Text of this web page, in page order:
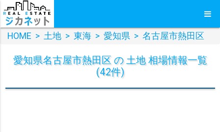
HOME > 土地 > 東海 > 愛知県 > 名古屋市熱田区
愛知県名古屋市熱田区 の 土地 相場情報一覧
(42件)